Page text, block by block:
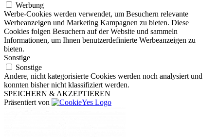
Werbung
Werbe-Cookies werden verwendet, um Besuchern relevante
Werbeanzeigen und Marketing Kampagnen zu bieten. Diese
Cookies folgen Besuchern auf der Website und sammeln
Informationen, um Ihnen benutzerdefinierte Werbeanzeigen zu
bieten.
Sonstige
Sonstige
Andere, nicht kategorisierte Cookies werden noch analysiert und
konnten bisher nicht klassifiziert werden.
SPEICHERN & AKZEPTIEREN
Präsentiert von